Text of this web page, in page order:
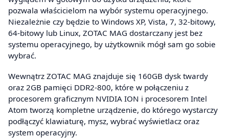
pozwala właścicielom na wybór systemu operacyjnego.
Niezależnie czy będzie to Windows XP, Vista, 7, 32-bitowy,
64-bitowy lub Linux, ZOTAC MAG dostarczany jest bez
systemu operacyjnego, by użytkownik mógł sam go sobie
wybrać.
Wewnątrz ZOTAC MAG znajduje się 160GB dysk twardy
oraz 2GB pamięci DDR2-800, które w połączeniu z
procesorem graficznym NVIDIA ION i procesorem Intel
Atom tworzą kompletne urządzenie, do którego wystarczy
podłączyć klawiaturę, mysz, wybrać wyświetlacz oraz
system operacyjny.